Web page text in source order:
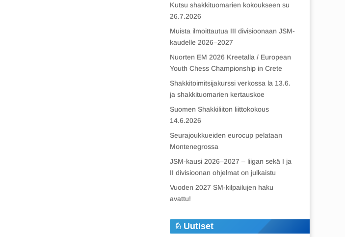
Kutsu shakkituomarien kokoukseen su
26.7.2026
Muista ilmoittautua III divisioonaan JSM-
kaudelle 2026–2027
Nuorten EM 2026 Kreetalla / European
Youth Chess Championship in Crete
Shakkitoimitsijakurssi verkossa la 13.6.
ja shakkituomarien kertauskoe
Suomen Shakkiliiton liittokokous
14.6.2026
Seurajoukkueiden eurocup pelataan
Montenegrossa
JSM-kausi 2026–2027 – liigan sekä I ja
II divisioonan ohjelmat on julkaistu
Vuoden 2027 SM-kilpailujen haku
avattu!
Uutiset